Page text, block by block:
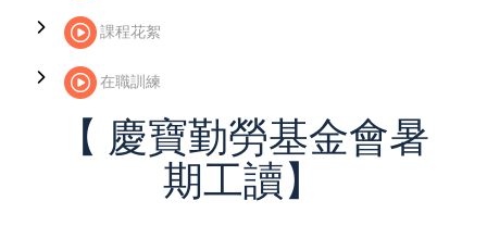
課程花絮
在職訓練
【 慶寶勤勞基金會暑
期工讀】